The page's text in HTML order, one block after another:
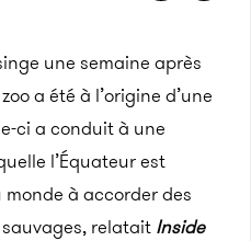
une semaine après
a été à l’origine d’une
ci a conduit à une
l’Équateur est
à accorder des
relatait Inside